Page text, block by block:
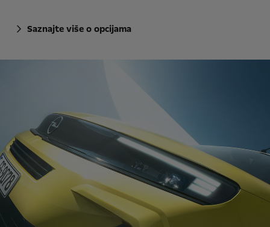
Saznajte više o opcijama